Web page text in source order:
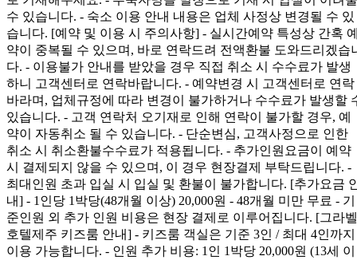
수 있습니다. - 숙소 이용 안내 내용은 업체 사정상 변경될 수 있
습니다. [예약 및 이용 시 주의사항] - 실시간예약 특성상 간혹
약이 중복될 수 있으며, 바로 연락드려 전액환불 도와드리겠습
다. - 이용불가 안내를 받았을 경우 직접 취소 시 수수료가 발생
하니 고객센터로 연락바랍니다. - 예약변경 시 고객센터로 연락
바라며, 업체규정에 따라 변경이 불가하거나 수수료가 발생할
있습니다. - 고객 연락처 오기재로 인해 연락이 불가할 경우, 예
약이 자동취소 될 수 있습니다. - 단순변심, 고객사정으로 인한
취소 시 취소환불수수료가 적용됩니다. - 추가인원요금이 예약
시 결제되지 않을 수 있으며, 이 경우 현장결제 부탁드립니다. -
최대인원 초과 입실 시 입실 및 환불이 불가합니다. [추가요금
내] - 1인당 1박당(48개월 이상) 20,000원 - 48개월 미만 무료 - 기
준인원 외 추가 인원 비용은 현장 결제로 이루어집니다. [그라벨
호텔제주 키즈룸 안내] - 키즈룸 객실은 기준 3인 / 최대 4인까지
이용 가능합니다. - 인원 추가 비용: 1인 1박당 20,000원 (13세 이